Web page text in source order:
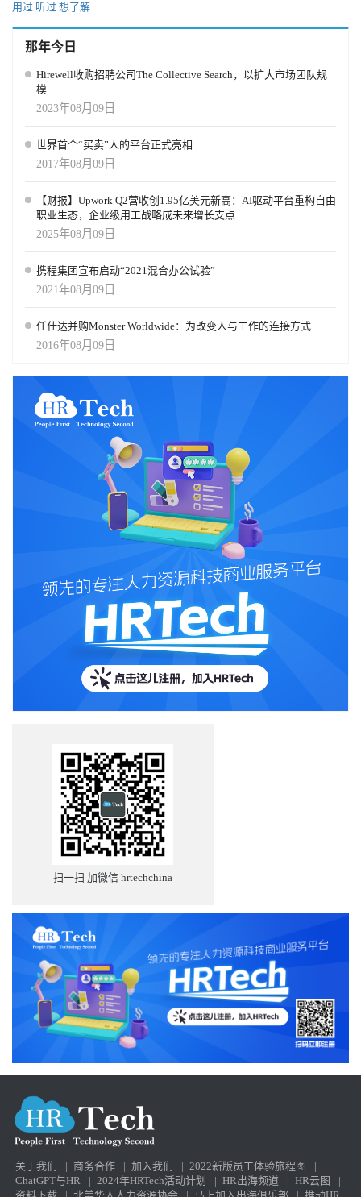
用过 听过 想了解
那年今日
Hirewell收购招聘公司The Collective Search，以扩大市场团队规
模
2023年08月09日
世界首个“买卖”人的平台正式亮相
2017年08月09日
【财报】Upwork Q2营收创1.95亿美元新高：AI驱动平台重构自由
职业生态，企业级用工战略成未来增长支点
2025年08月09日
携程集团宣布启动“2021混合办公试验”
2021年08月09日
任仕达并购Monster Worldwide：为改变人与工作的连接方式
2016年08月09日
扫一扫 加微信 hrtechchina
关于我们 | 商务合作 | 加入我们 | 2022新版员工体验旅程图
|
ChatGPT与HR
| 2024年HRTech活动计划 | HR出海频道 | HR云图
|